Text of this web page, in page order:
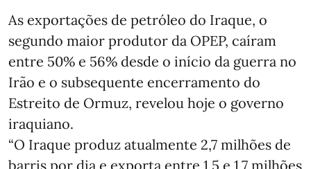
As exportações de petróleo do Iraque, o
segundo maior produtor da OPEP, caíram
entre 50% e 56% desde o início da guerra no
Irão e o subsequente encerramento do
Estreito de Ormuz, revelou hoje o governo
iraquiano.
“O Iraque produz atualmente 2,7 milhões de
barris por dia e exporta entre 1,5 e 1,7 milhões